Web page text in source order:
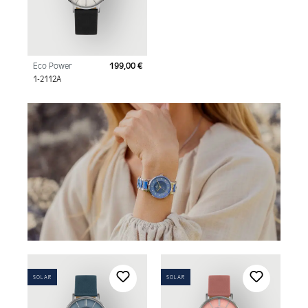
Eco Power
1-2112A
Regulärer Preis:
199,00 €
SOLAR SOLAR